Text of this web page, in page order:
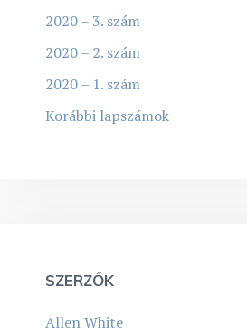
2020 – 3. szám
2020 – 2. szám
2020 – 1. szám
Korábbi lapszámok
SZERZŐK
Allen White